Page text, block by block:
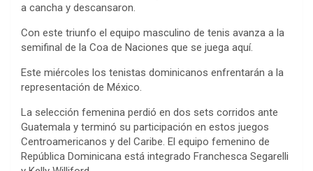
a cancha y descansaron.
Con este triunfo el equipo masculino de tenis avanza a la
semifinal de la Coa de Naciones que se juega aquí.
Este miércoles los tenistas dominicanos enfrentarán a la
representación de México.
La selección femenina perdió en dos sets corridos ante
Guatemala y terminó su participación en estos juegos
Centroamericanos y del Caribe. El equipo femenino de
República Dominicana está integrado Franchesca Segarelli